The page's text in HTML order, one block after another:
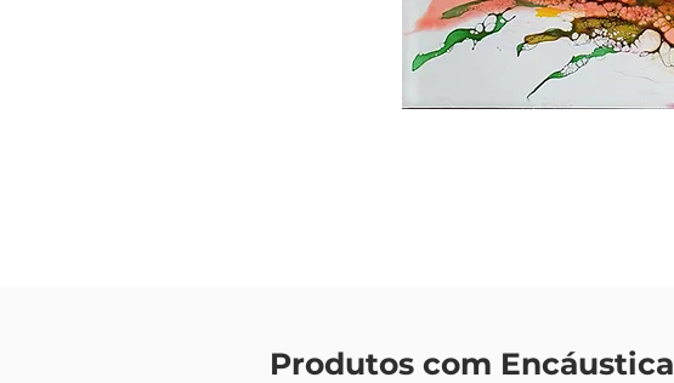
Produtos com Encáustica